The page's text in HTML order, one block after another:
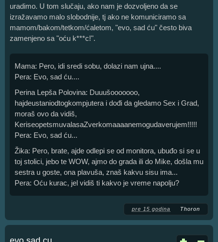
uradimo. U tom slučaju, ako nam je dozvoljeno da se
izražavamo malo slobodnije, tj ako ne komuniciramo sa
mamom/bakom/tetkom/ćaletom, "evo, sad ću" često biva
zamenjeno sa "oću k***c!".
Mama: Pero, idi sredi sobu, dolazi nam ujna....
Pera: Evo, sad ću....
Perina Lepša Polovina: Duuušooooooo,
hajdeustaniodtogkompjutera i dođi da gledamo Sex i Grad,
moraš ovo da vidiš,
KeriseopetsmuvalasaZverkomaaaanemogudaverujem!!!!!
Pera: Evo, sad ću...
Žika: Pero, brate, ajde odlepi se od monitora, ubuđo si se u
toj stolici, jebo te WOW, ajmo do grada ili do Mike, došla mu
sestra u goste, ona plavuša, znaš kakvu sisu ima...
Pera: Oću kurac, jel vidiš ti kakvo je vreme napolju?
pre 15 godina Thoron